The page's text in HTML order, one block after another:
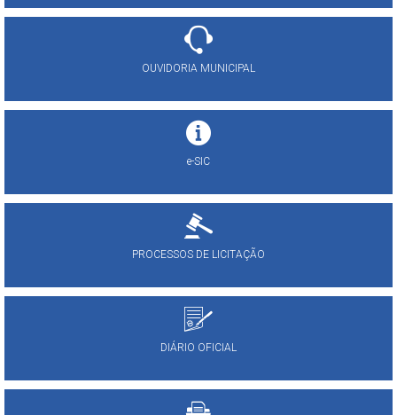
OUVIDORIA MUNICIPAL
e-SIC
PROCESSOS DE LICITAÇÃO
DIÁRIO OFICIAL